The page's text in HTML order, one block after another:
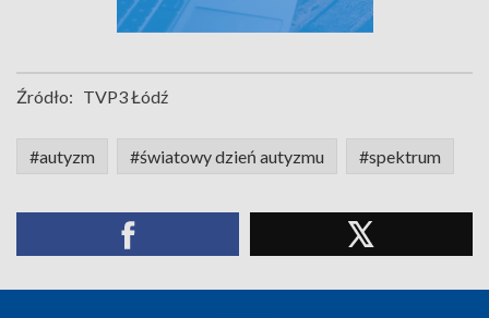
Źródło: TVP3 Łódź
#autyzm #światowy dzień autyzmu #spektrum